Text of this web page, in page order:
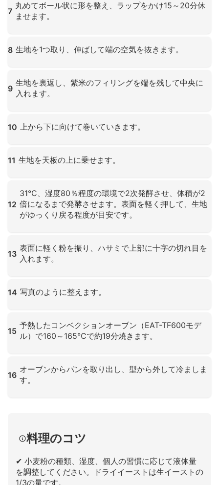
7
丸めてボール状に形を整え、ラップをかけ15～20分休
ませます。
8 生地を1つ取り、伸ばして端の空気を抜きます。
9
生地を裏返し、紫米のフィリングを端を残して中央に
入れます。
10 上から下に向けて巻いていきます。
11 生地を天板の上に乗せます。
12
31°C、湿度80％程度の環境で2次発酵させ、体積が2
倍になるまで発酵させます。表面を軽く押して、生地
がゆっくり戻る程度が目安です。
13
表面に軽く粉を振り、ハサミで上部に十字の切れ目を
入れます。
14 写真のように整えます。
15
予熱したコンベクションオーブン（EAT-TF600モデ
ル）で160～165°Cで約19分焼きます。
16
オーブンからパンを取り出し、型から外して冷ましま
す。
料理のコツ
✔ 小麦粉の種類、湿度、個人の習慣に応じて液体量
を調整してください。ドライイーストは生イーストの
1/3の量です。